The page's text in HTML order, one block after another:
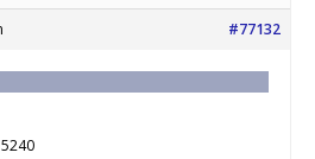
#77132